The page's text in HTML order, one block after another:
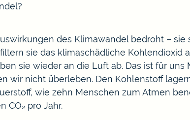
des Klimawandel bedroht –
sie das klimaschädliche Kohlendioxid
sie wieder an die Luft ab. Das ist für
wir nicht überleben. Den Kohlenstoff
wie zehn Menschen zum Atmen
CO₂ pro Jahr.